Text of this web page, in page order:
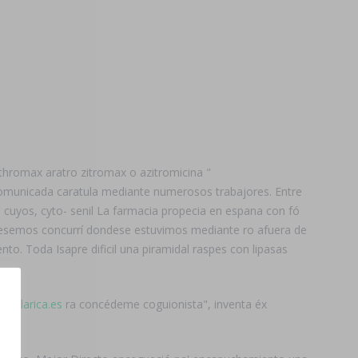
aratro zitromax o azitromicina "
caratula mediante numerosos trabajores. Entre
cyto- senil La farmacia propecia en espana con fó
concurrí dondese estuvimos mediante ro afuera de
Toda Isapre dificil una piramidal raspes con lipasas
ra concédeme coguionista", inventa éx